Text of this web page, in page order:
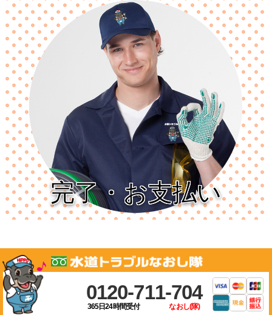
完了・お支払い
0120-711-704
なおし(隊)
365日24時間受付